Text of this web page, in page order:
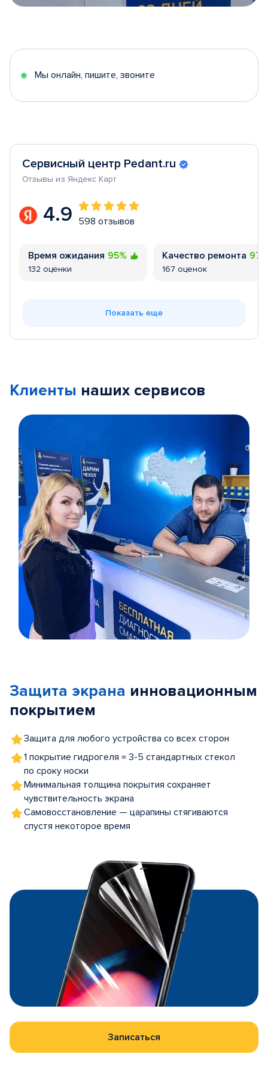
5
Мы онлайн, пишите, звоните
Сервисный центр Pedant.ru
Отзывы из Яндекс Карт
4.9 598 отзывов
Время ожидания 95%
132 оценки
Качество ремонта
167 оценок
Показать еще
Клиенты наших сервисов
5
Защита экрана инновационным
покрытием
Защита для любого устройства со всех сторон
1 покрытие гидрогеля = 3-5 стандартных стекол
по сроку носки
Минимальная толщина покрытия сохраняет
чувствительность экрана
Самовосстановление — царапины стягиваются
спустя некоторое время
Записаться